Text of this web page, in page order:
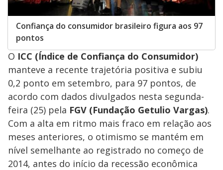
Confiança do consumidor brasileiro figura aos 97
pontos
O ICC (Índice de Confiança do Consumidor)
manteve a recente trajetória positiva e subiu
0,2 ponto em setembro, para 97 pontos, de
acordo com dados divulgados nesta segunda-
feira (25) pela FGV (Fundação Getulio Vargas).
Com a alta em ritmo mais fraco em relação aos
meses anteriores, o otimismo se mantém em
nível semelhante ao registrado no começo de
2014, antes do início da recessão econômica